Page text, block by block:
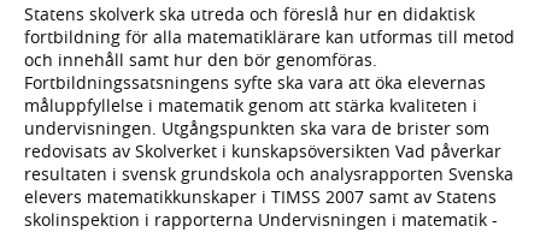
Statens skolverk ska utreda och föreslå hur en didaktisk
fortbildning för alla matematiklärare kan utformas till metod
och innehåll samt hur den bör genomföras.
Fortbildningssatsningens syfte ska vara att öka elevernas
måluppfyllelse i matematik genom att stärka kvaliteten i
undervisningen. Utgångspunkten ska vara de brister som
redovisats av Skolverket i kunskapsöversikten Vad påverkar
resultaten i svensk grundskola och analysrapporten Svenska
elevers matematikkunskaper i TIMSS 2007 samt av Statens
skolinspektion i rapporterna Undervisningen i matematik -